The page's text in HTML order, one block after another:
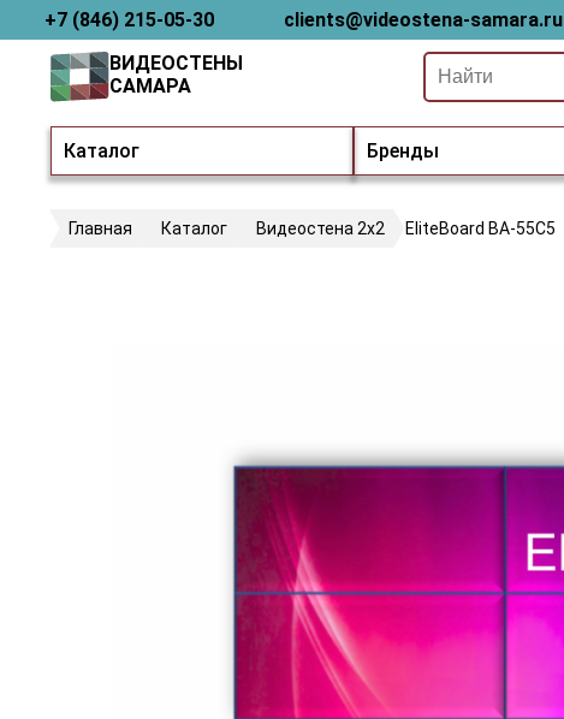
+7 (846) 215-05-30 clients@videostena-samara.ru
Каталог Бренды
ВИДЕОСТЕНЫ
САМАРА
Главная Каталог Видеостена 2x2 EliteBoard BA-55C5